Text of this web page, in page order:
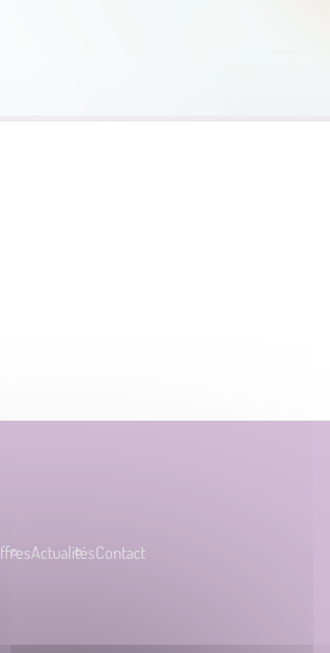
ActualitésContact